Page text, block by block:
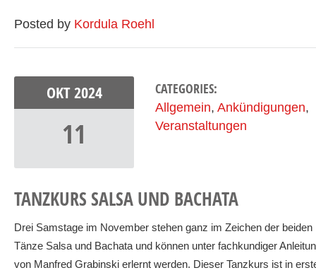
Posted by Kordula Roehl
OKT2024
11
CATEGORIES:
Allgemein, Ankündigungen,
Veranstaltungen
TANZKURS SALSA UND BACHATA
Drei Samstage im November stehen ganz im Zeichen der beiden
Tänze Salsa und Bachata und können unter fachkundiger
von Manfred Grabinski erlernt werden. Dieser Tanzkurs ist in